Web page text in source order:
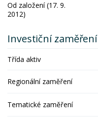
Od založení (17. 9.
2012)
Investiční zaměření
Třída aktiv
Regionální zaměření
Tematické zaměření